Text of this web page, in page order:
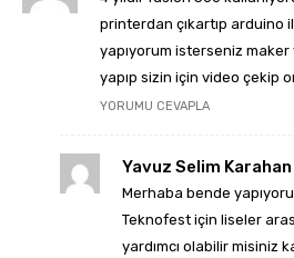
printerdan çıkartıp arduino
yapıyorum isterseniz maker
yapıp sizin için video çekip
YORUMU CEVAPLA
Yavuz Selim Karahan
Merhaba bende
Teknofest için liseler
yardımcı olabilir misiniz